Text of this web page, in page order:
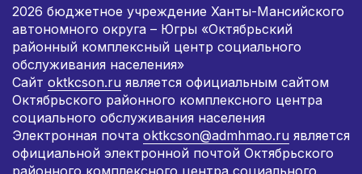
2026 бюджетное учреждение Ханты-Мансийского
автономного округа – Югры «Октябрьский
районный комплексный центр социального
обслуживания населения»
Сайт oktkcson.ru является официальным сайтом
Октябрьского районного комплексного центра
социального обслуживания населения
Электронная почта oktkcson@admhmao.ru является
официальной электронной почтой Октябрьского
районного комплексного центра социального